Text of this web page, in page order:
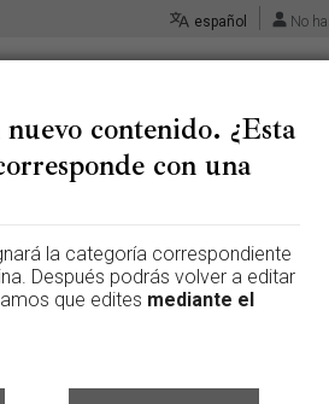
de la
crear esta página, escribe en el
anterior.
hará pública si haces cualquier edición. Si
contenido. ¿Esta
con una
la categoría correspondiente
Después podrás volver a editar
que edites mediante el
español No